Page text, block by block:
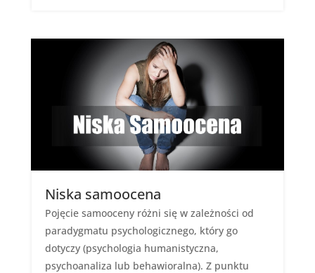
Niska samoocena
Pojęcie samooceny różni się w zależności od
paradygmatu psychologicznego, który go
dotyczy (psychologia humanistyczna,
psychoanaliza lub behawioralna). Z punktu